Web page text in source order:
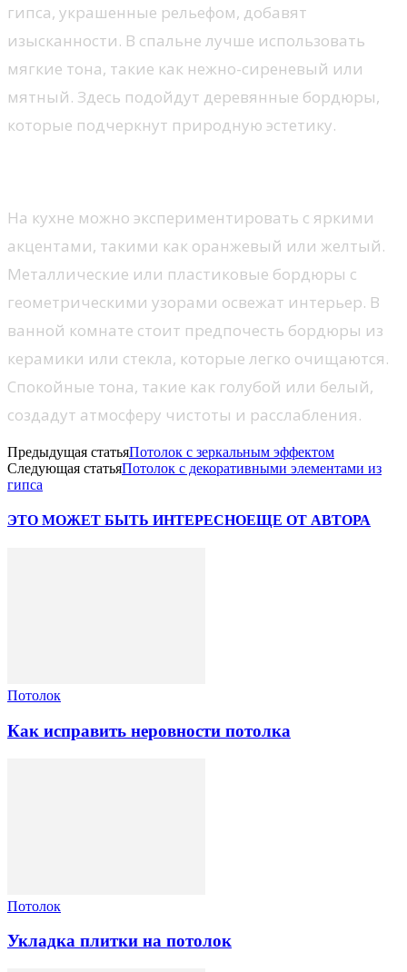
гипса, украшенные рельефом, добавят
изысканности. В спальне лучше использовать
мягкие тона, такие как нежно-сиреневый или
мятный. Здесь подойдут деревянные бордюры,
которые подчеркнут природную эстетику.
На кухне можно экспериментировать с яркими
акцентами, такими как оранжевый или желтый.
Металлические или пластиковые бордюры с
геометрическими узорами освежат интерьер. В
ванной комнате стоит предпочесть бордюры из
керамики или стекла, которые легко очищаются.
Спокойные тона, такие как голубой или белый,
создадут атмосферу чистоты и расслабления.
Предыдущая статьяПотолок с зеркальным эффектом
Следующая статьяПотолок с декоративными элементами из
гипса
ЭТО МОЖЕТ БЫТЬ ИНТЕРЕСНОЕЩЕ ОТ АВТОРА
Потолок
Как исправить неровности потолка
Потолок
Укладка плитки на потолок